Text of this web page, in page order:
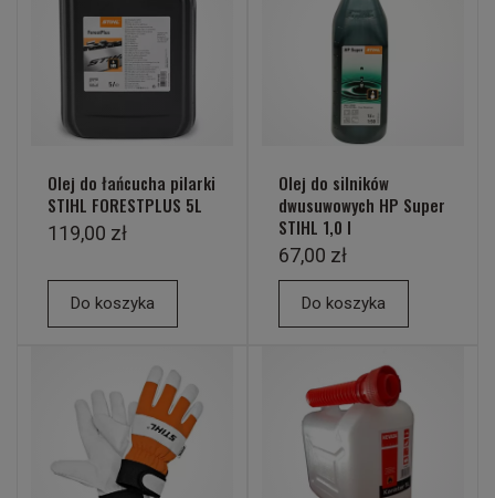
Olej do łańcucha pilarki
STIHL FORESTPLUS 5L
119,00 zł
Do koszyka
Olej do silników
dwusuwowych HP Super
STIHL 1,0 l
67,00 zł
Do koszyka